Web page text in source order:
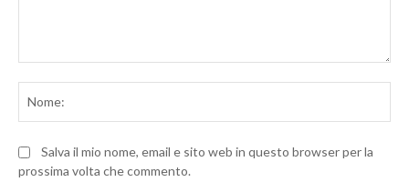
Salva il mio nome, email e sito web in questo browser per la
prossima volta che commento.